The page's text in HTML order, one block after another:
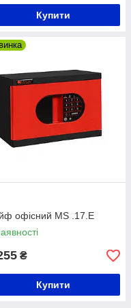
Купити
офісний MS .17.E
₴
Купити